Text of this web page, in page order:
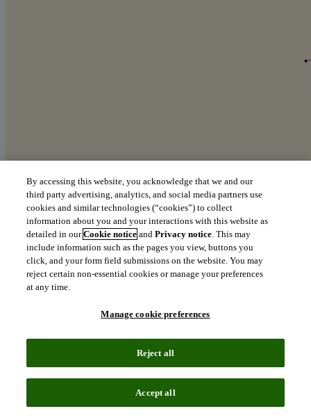
By accessing this website, you acknowledge that we and our
third party advertising, analytics, and social media partners use
cookies and similar technologies (“cookies”) to collect
information about you and your interactions with this website as
detailed in ourCookie notice andPrivacy notice. This may
include information such as the pages you view, buttons you
click, and your form field submissions on the website. You may
reject certain non-essential cookies or manage your preferences
at any time.
Manage cookie preferences
Reject all
Accept all